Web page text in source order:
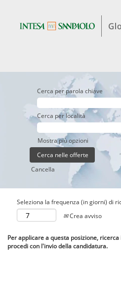
Cerca per parola chiave
Cerca per località
Mostra più opzioni
Cancella
Seleziona la frequenza (in giorni) di
Crea avviso
Per applicare a questa posizione,
procedi con l'invio della candidatura.